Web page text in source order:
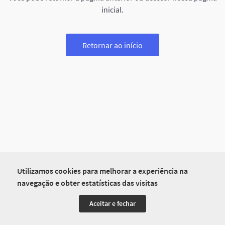
Utilizamos cookies para melhorar a experiência na
navegação e obter estatísticas das visitas
Aceitar e fechar
inicial.
Retornar ao início